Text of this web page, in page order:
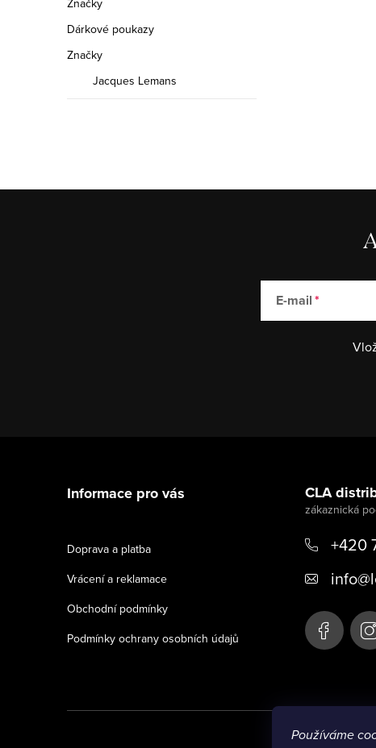
Používáme
Značky
Dárkové poukazy
Značky
Jacques Lemans
E-mail
Informace pro vás
Doprava a platba
Vrácení a reklamace
Obchodní podmínky
Podmínky ochrany osobních údajů
CLA
+420
info@